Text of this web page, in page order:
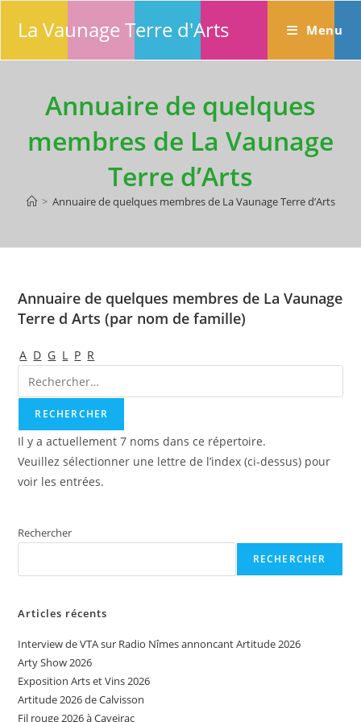
La Vaunage Terre d'Arts Menu
Annuaire de quelques
membres de La Vaunage
Terre d’Arts
> Annuaire de quelques membres de La Vaunage Terre d’Arts
Annuaire de quelques membres de La Vaunage
Terre d Arts (par nom de famille)
A D G L P R
Il y a actuellement 7 noms dans ce répertoire.
Veuillez sélectionner une lettre de l’index (ci-dessus) pour
voir les entrées.
Rechercher
RECHERCHER
Articles récents
Interview de VTA sur Radio Nîmes annoncant Artitude 2026
Arty Show 2026
Exposition Arts et Vins 2026
Artitude 2026 de Calvisson
Fil rouge 2026 à Caveirac